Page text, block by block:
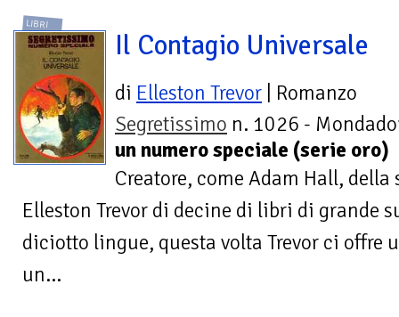
LIBRI
Il Contagio Universale
di Elleston Trevor | Romanzo
Segretissimo n. 1026 -
un numero speciale (serie oro)
Creatore, come Adam Hall,
Elleston Trevor di decine di libri di grande
diciotto lingue, questa volta Trevor ci offre
un...